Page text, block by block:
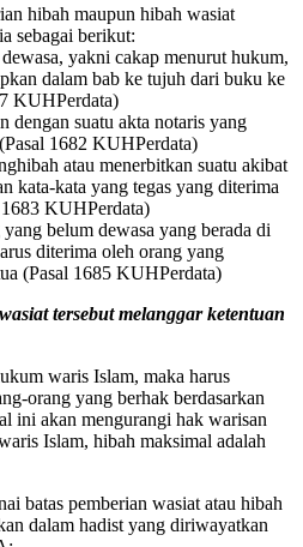
hibah maupun hibah wasiat
sebagai berikut:
yakni cakap menurut hukum,
dalam bab ke tujuh dari buku ke
KUHPerdata)
dengan suatu akta notaris yang
1682 KUHPerdata)
atau menerbitkan suatu akibat
kata-kata yang tegas yang diterima
KUHPerdata)
belum dewasa yang berada di
diterima oleh orang yang
(Pasal 1685 KUHPerdata)
tersebut melanggar ketentuan
waris Islam, maka harus
orang yang berhak berdasarkan
ini akan mengurangi hak warisan
Islam, hibah maksimal adalah
batas pemberian wasiat atau hibah
dalam hadist yang diriwayatkan